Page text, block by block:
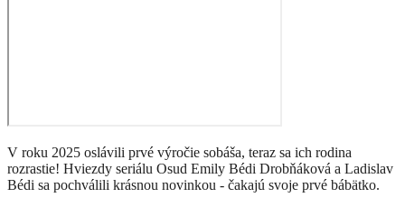
V roku 2025 oslávili prvé výročie sobáša, teraz sa ich rodina
rozrastie! Hviezdy seriálu Osud Emily Bédi Drobňáková a Ladislav
Bédi sa pochválili krásnou novinkou - čakajú svoje prvé bábätko.